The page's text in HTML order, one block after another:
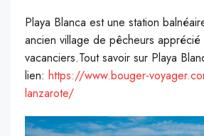
Playa Blanca est une station
ancien village de pêcheurs apprécié
vacanciers.Tout savoir sur Playa
lien: https://www.bouger-
lanzarote/